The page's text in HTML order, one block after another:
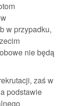
w przypadku,
nie będą
zaś w
podstawie